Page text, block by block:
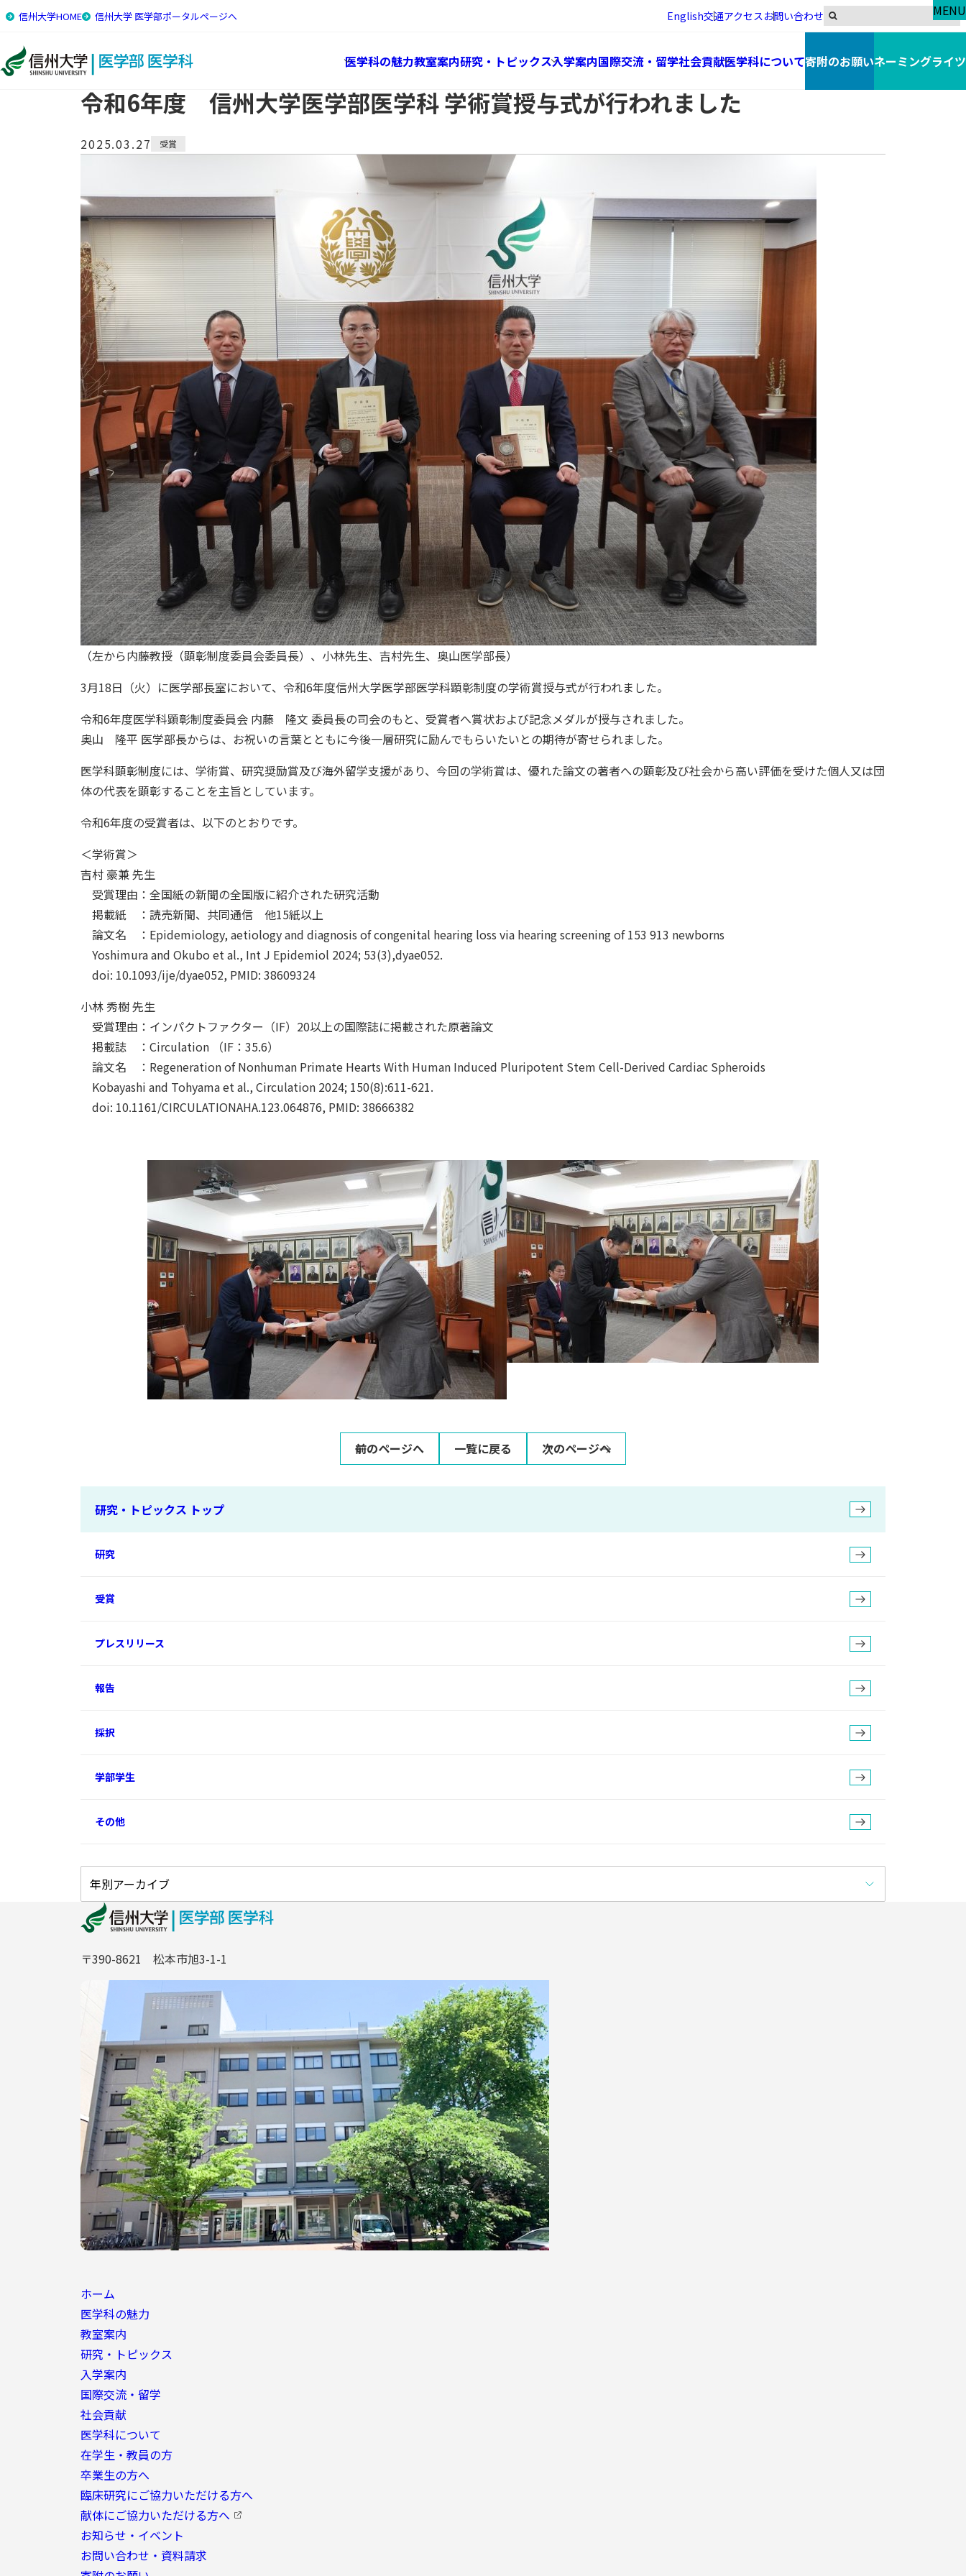
信州大学HOME 信州大学 医学部ポータルページへ English交通アクセスお問い合わせ
医学科の魅力教室案内研究・トピックス入学案内国際交流・留学社会貢献医学科について寄附のお願いネーミングライツ
トップ 研究・トピックス 令和6年度 信州大学医学部医学科 学術賞授与式が行われました
令和6年度 信州大学医学部医学科 学術賞授与式が行われました
2025.03.27 受賞
（左から内藤教授（顕彰制度委員会委員長）、小林先生、吉村先生、奥山医学部長）
3月18日（火）に医学部長室において、令和6年度信州大学医学部医学科顕彰制度の学術賞授与式が行われました。
令和6年度医学科顕彰制度委員会 内藤 隆文 委員長の司会のもと、受賞者へ賞状および記念メダルが授与されました。
奥山 隆平 医学部長からは、お祝いの言葉とともに今後一層研究に励んでもらいたいとの期待が寄せられました。
医学科顕彰制度には、学術賞、研究奨励賞及び海外留学支援があり、今回の学術賞は、優れた論文の著者への顕彰及び社会から高い評価を受けた個人又は団
体の代表を顕彰することを主旨としています。
令和6年度の受賞者は、以下のとおりです。
＜学術賞＞
吉村 豪兼 先生
受賞理由：全国紙の新聞の全国版に紹介された研究活動
掲載紙 ：読売新聞、共同通信 他15紙以上
論文名 ：Epidemiology, aetiology and diagnosis of congenital hearing loss via hearing screening of 153 913 newborns
Yoshimura and Okubo et al., Int J Epidemiol 2024; 53(3),dyae052.
doi: 10.1093/ije/dyae052, PMID: 38609324
小林 秀樹 先生
受賞理由：インパクトファクター（IF）20以上の国際誌に掲載された原著論文
掲載誌 ：Circulation （IF：35.6）
論文名 ：Regeneration of Nonhuman Primate Hearts With Human Induced Pluripotent Stem Cell-Derived Cardiac Spheroids
Kobayashi and Tohyama et al., Circulation 2024; 150(8):611-621.
doi: 10.1161/CIRCULATIONAHA.123.064876, PMID: 38666382
前のページへ 一覧に戻る 次のページへ
研究・トピックス トップ
研究
受賞
プレスリリース
報告
採択
学部学生
その他
〒390-8621 松本市旭3-1-1
ホーム
医学科の魅力
教室案内
研究・トピックス
入学案内
国際交流・留学
社会貢献
医学科について
在学生・教員の方
卒業生の方へ
臨床研究にご協力いただける方へ
献体にご協力いただける方へ
お知らせ・イベント
お問い合わせ・資料請求
MENU